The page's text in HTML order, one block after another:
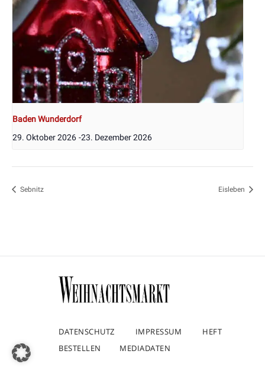
Baden Wunderdorf
29. Oktober 2026 -23. Dezember 2026
Sebnitz Eisleben
DATENSCHUTZ IMPRESSUM
HEFT
BESTELLEN
MEDIADATEN